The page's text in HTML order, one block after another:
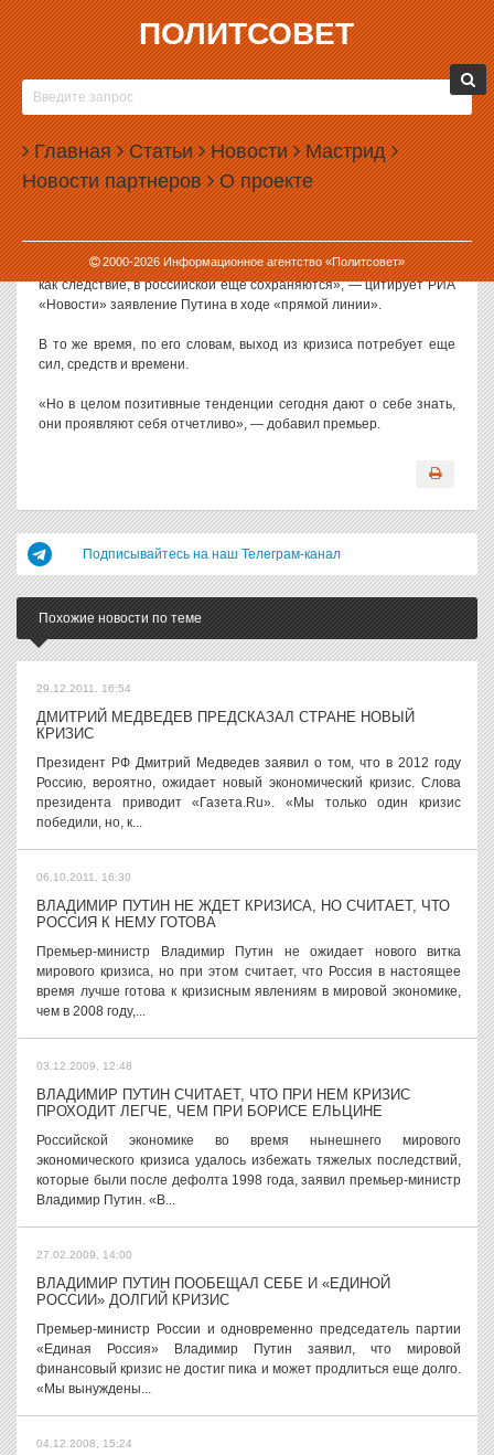
ПОЛИТСОВЕТ
Главная Статьи Новости Мастрид
Новости партнеров О проекте
2000-2026Информационное агентство «Политсовет»
03.12.2009, 12:32
ВЛАДИМИР ПУТИН ПООБЕЩАЛ, ЧТО ЖИТЬ
СКОРО СТАНЕТ ЛУЧШЕ
О преодолении пика экономического кризиса можно говорить с
большой долей уверенности, заявил премьер-министр России
Владимир Путин.
«Можно сказать с большой долей уверенности, что пик кризиса
преодолен, хотя турбулентные явления в мировой экономике и,
как следствие, в российской еще сохраняются», — цитирует РИА
«Новости» заявление Путина в ходе «прямой линии».
В то же время, по его словам, выход из кризиса потребует еще
сил, средств и времени.
«Но в целом позитивные тенденции сегодня дают о себе знать,
они проявляют себя отчетливо», — добавил премьер.
Подписывайтесь на наш Телеграм-канал
Похожие новости по теме
29.12.2011, 16:54
ДМИТРИЙ МЕДВЕДЕВ ПРЕДСКАЗАЛ СТРАНЕ НОВЫЙ
КРИЗИС
Президент РФ Дмитрий Медведев заявил о том, что в 2012 году
Россию, вероятно, ожидает новый экономический кризис. Слова
президента приводит «Газета.Ru». «Мы только один кризис
победили, но, к...
06.10.2011, 16:30
ВЛАДИМИР ПУТИН НЕ ЖДЕТ КРИЗИСА, НО СЧИТАЕТ, ЧТО
РОССИЯ К НЕМУ ГОТОВА
Премьер-министр Владимир Путин не ожидает нового витка
мирового кризиса, но при этом считает, что Россия в настоящее
время лучше готова к кризисным явлениям в мировой экономике,
чем в 2008 году,...
03.12.2009, 12:48
ВЛАДИМИР ПУТИН СЧИТАЕТ, ЧТО ПРИ НЕМ КРИЗИС
ПРОХОДИТ ЛЕГЧЕ, ЧЕМ ПРИ БОРИСЕ ЕЛЬЦИНЕ
Российской экономике во время нынешнего мирового
экономического кризиса удалось избежать тяжелых последствий,
которые были после дефолта 1998 года, заявил премьер-министр
Владимир Путин. «В...
27.02.2009, 14:00
ВЛАДИМИР ПУТИН ПООБЕЩАЛ СЕБЕ И «ЕДИНОЙ
РОССИИ» ДОЛГИЙ КРИЗИС
Премьер-министр России и одновременно председатель партии
«Единая Россия» Владимир Путин заявил, что мировой
финансовый кризис не достиг пика и может продлиться еще долго.
«Мы вынуждены...
04.12.2008, 15:24